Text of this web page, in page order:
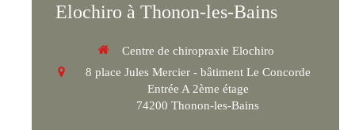
Elochiro à Thonon-les-Bains
Centre de chiropraxie Elochiro
8 place Jules Mercier - bâtiment Le Concorde
Entrée A 2ème étage
74200 Thonon-les-Bains